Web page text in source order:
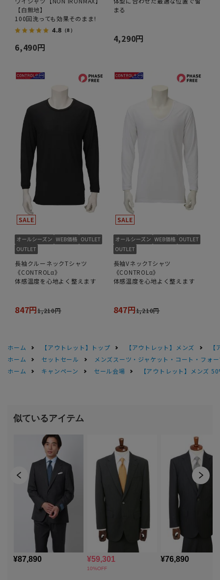
【白無地】
100回洗っても効果そのまま!
4.8 （8）
6,490円
まる
4,290円
長袖クルーネックTシャツ
《CONTROLα》
体感温度を心地よく整えます
847円1,210円
長袖VネックTシャツ
《CONTROLα》
体感温度を心地よく整えます
847円1,210円
ホーム 【アウトレット】トップ 【アウトレット】メンズ
ホーム
セットセール
メンズスーツ・ジャケット・コート・フォ
ホーム
キャンペーン セール会場 【アウトレット】メンズ